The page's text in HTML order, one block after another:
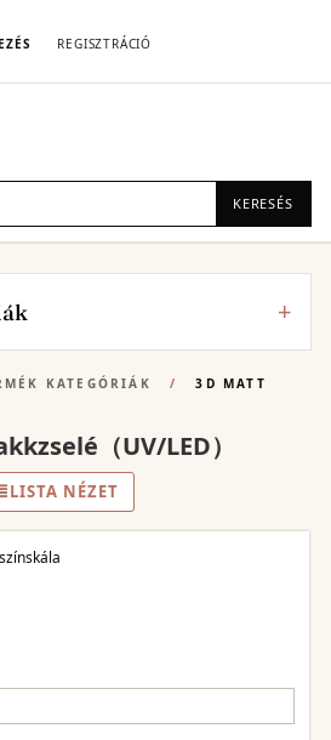
REGISZTRÁCIÓ
KERESÉS
KATEGÓRIÁK /
3D MATT
（UV/LED）
LISTA NÉZET